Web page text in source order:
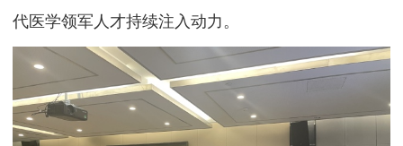
代医学领军人才持续注入动力。